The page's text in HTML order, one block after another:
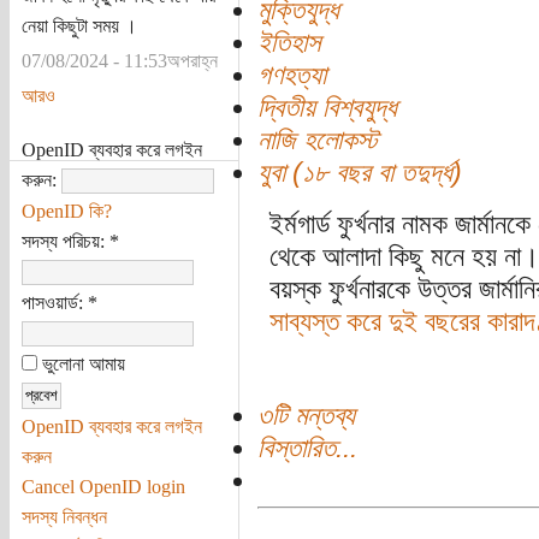
নেয়া কিছুটা সময় ।
07/08/2024 - 11:53অপরাহ্ন
আরও
OpenID ব্যবহার করে লগইন
করুন:
OpenID কি?
সদস্য পরিচয়: *
পাসওয়ার্ড: *
ভুলোনা আমায়
OpenID ব্যবহার করে লগইন
করুন
Cancel OpenID login
সদস্য নিবন্ধন
মুক্তিযুদ্ধ
ইতিহাস
গণহত্যা
দ্বিতীয় বিশ্বযুদ্ধ
নাজি হলোকস্ট
যুবা (১৮ বছর বা তদুর্দ্ধ)
ইর্মগার্ড ফুর্খনার নামক
থেকে আলাদা কিছু মনে হয়
বয়স্ক ফুর্খনারকে উত্তর
সাব্যস্ত করে দুই বছরের
৩টি মন্তব্য
বিস্তারিত...